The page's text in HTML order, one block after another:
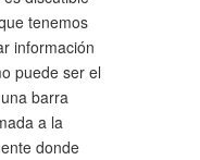
tenemos
información
puede ser el
barra
a la
donde